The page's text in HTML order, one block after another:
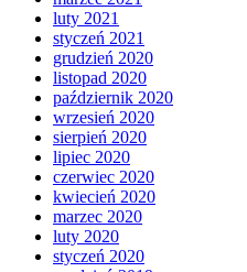
luty 2021
styczeń 2021
grudzień 2020
listopad 2020
październik 2020
wrzesień 2020
sierpień 2020
lipiec 2020
czerwiec 2020
kwiecień 2020
marzec 2020
luty 2020
styczeń 2020